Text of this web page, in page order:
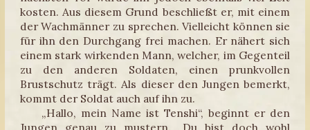
kosten. Aus diesem Grund beschließt er, mit einem
der Wachmänner zu sprechen. Vielleicht können sie
für ihn den Durchgang frei machen. Er nähert sich
einem stark wirkenden Mann, welcher, im Gegenteil
zu den anderen Soldaten, einen prunkvollen
Brustschutz trägt. Als dieser den Jungen bemerkt,
kommt der Soldat auch auf ihn zu.
„Hallo, mein Name ist Tenshi“, beginnt er den